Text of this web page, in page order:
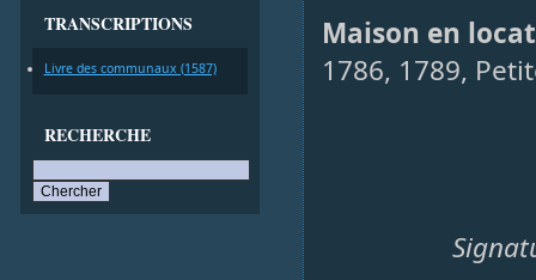
TRANSCRIPTIONS
Livre des communaux (1587)
RECHERCHE
Maison en
1786, 1789,